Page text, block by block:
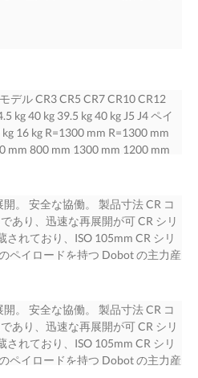
デル CR3 CR5 CR7 CR10 CR12
kg 40 kg 39.5 kg 40 kg J5 J4 ペイ
16 kg R=1300 mm R=1300 mm
mm 800 mm 1300 mm 1200 mm
電圧 48V DC 48V DC 48V DC 48V
大速度 2 m/s 3 m/s 3 m/s 4 m/s 4
±360° ±360° ±360° ±360° 382
±360° ±360° 193mm J3 ±155°
可動範囲 J2 J1 J4 ±360° ±360°
±360° ±360° ±360° 最大 J1/J2
s 120°/s 111.4mm ジョイント速
s 180°/s 180°/s 180°/s J6 J5 J4 エ
mm R=1200 mm インタ
イン ターフェース 通信 RS485
DI 16 AI/AO 2 382 mm コントロ
。 安全な協働。 製品寸法 CR コ
あり、迅速な再展開が可 CR シリ
れており、ISO 105mm CR シリ
ペイロードを持つ Dobot の主力産
エコシ 13849 およびTS 15066 に
の J6 トは、簡単なプログラミン
安全な協働を提供します。繰り返
、コボットがより幅広いタスクを
は、15 cm 以内に来る予期しない
。 安全な協働。 製品寸法 CR コ
あり、迅速な再展開が可 CR シリ
れており、ISO 105mm CR シリ
ペイロードを持つ Dobot の主力産